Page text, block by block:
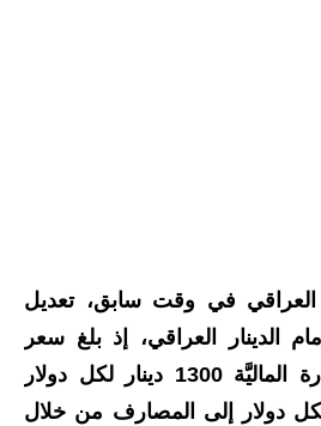
المرحلة الاعدادية
مرشحات
المرحلة الابتدائية
العراقي في وقت سابق، تعديل
الدينار العراقي، إذ بلغ سعر
شراء الدولار من وزارة الماليَّة 1300 دينار لكل دولار
دينار لكل دولار إلى المصارف من خلال